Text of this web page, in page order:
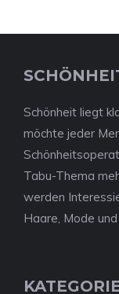
Schönheit liegt
möchte jeder
Tabu-Thema
werden
Haare, Mode